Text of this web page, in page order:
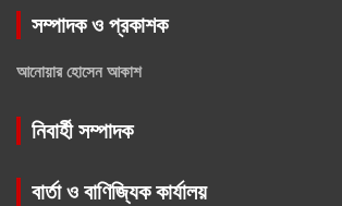
সম্পাদক ও প্রকাশক
আনোয়ার হোসেন আকাশ
নিবার্হী সম্পাদক
বার্তা ও বাণিজ্যিক কার্যালয়